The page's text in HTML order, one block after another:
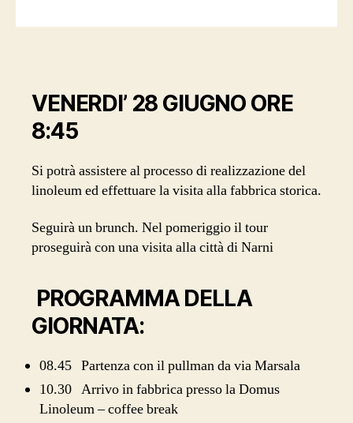
(2
di
Narni
VENERDI’ 28 GIUGNO ORE
8:45
Si potrà assistere al processo di realizzazione del
linoleum ed effettuare la visita alla fabbrica storica.
Seguirà un brunch. Nel pomeriggio il tour
proseguirà con una visita alla città di Narni
PROGRAMMA DELLA
GIORNATA:
08.45 Partenza con il pullman da via Marsala
10.30 Arrivo in fabbrica presso la Domus
Linoleum – coffee break